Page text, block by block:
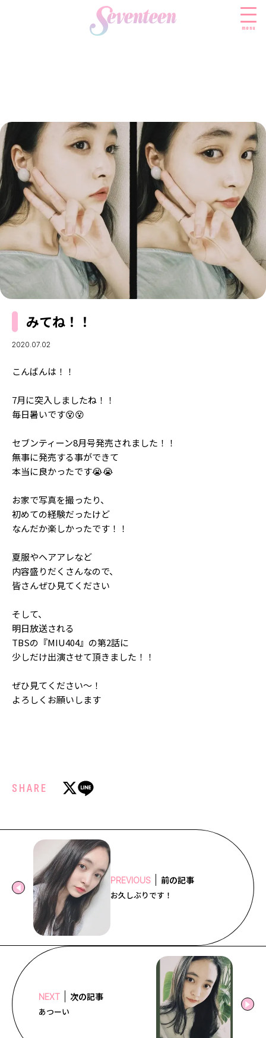
menu
FASHION
ファッションニュース
モデル私服
着回し
着痩せ
BEAUTY
ビューティニュース
トレンドメイク
ベストコスメ
ヘアアレンジ・ヘアケア
スキンケア
ボディケア
SCHOOL
スクールニュース
制服コーデ
学校ヘアメイク
勉強・受験・進路
ENTERTAINMENT
エンタメニュース
なにわ男子
K-POP
LIFESTYLE
ライフスタイルニュース
JKランキング・アワード
モデルの購入品
お悩み相談
JK TREND
JKトレンドニュース
MODELS
MODEL'S BLOG
TikTok
Instagram
YouTube
FORTUNE
ゲッターズ飯田
MISS SEVENTEEN
ミスセブンティーンニュース
MAGAZINE
バックナンバー
INFORMATION
Seventeen
について
新規会員登録・ログイン
みてね！！
2020.07.02
こんばんは！！
7月に突入しましたね！！
毎日暑いです😵😵
セブンティーン8月号発売されました！！
無事に発売する事ができて
本当に良かったです😭😭
お家で写真を撮ったり、
初めての経験だったけど
なんだか楽しかったです！！
夏服やヘアアレなど
内容盛りだくさんなので、
皆さんぜひ見てください
そして、
明日放送される
TBSの『MIU404』の第2話に
少しだけ出演させて頂きました！！
ぜひ見てください〜！
よろしくお願いします
SHARE
PREVIOUS 前の記事
お久しぶりです！
NEXT 次の記事
あつーい